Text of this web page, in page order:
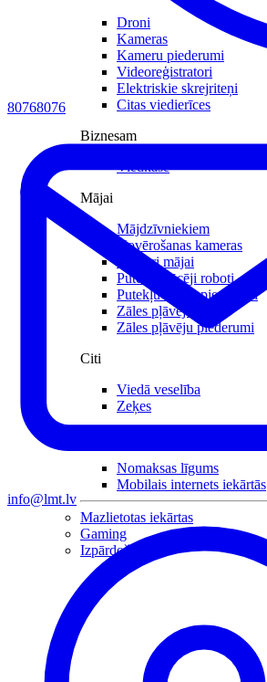
Droni
Kameras
Kameru piederumi
Videoreģistratori
Elektriskie skrejriteņi
Citas viedierīces
Biznesam
Viedkase
Mājai
Mājdzīvniekiem
Novērošanas kameras
Sensori mājai
Putekļu sūcēji roboti
Putekļu sūcēji piederumi
Zāles pļāvēji roboti
Zāles pļāvēju piederumi
Citi
Viedā veselība
Zeķes
Nomaksas līgums
Mobilais internets iekārtās
Mazlietotas iekārtas
Gaming
Izpārdošana
80768076
info@lmt.lv